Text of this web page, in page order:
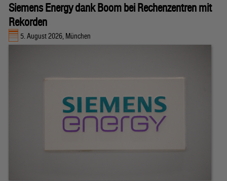
Siemens Energy dank Boom bei Rechenzentren mit
Rekorden
5. August 2026, München